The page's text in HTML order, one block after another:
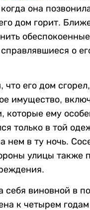
она
дом горит.
о
что его дом
имущество,
которые ему
только в той
нем в ту ночь.
улицы также
себя виновной в
к четырем